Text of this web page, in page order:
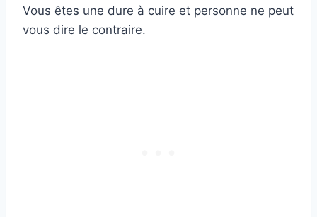
Vous êtes une dure à cuire et personne ne peut
vous dire le contraire.